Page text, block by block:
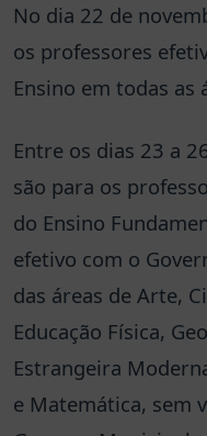
No dia 22 de
os professores
Ensino em todas as
Entre os dias 23 a
são para os
do Ensino
efetivo com o
das áreas de Arte,
Educação Física,
Estrangeira
e Matemática, sem